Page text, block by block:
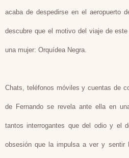
acaba de despedirse en el aeropuerto
descubre que el motivo del viaje de
una mujer: Orquídea Negra.
Chats, teléfonos móviles y cuentas de
de Fernando se revela ante ella en
tantos interrogantes que del odio y el
obsesión que la impulsa a ver y sentir